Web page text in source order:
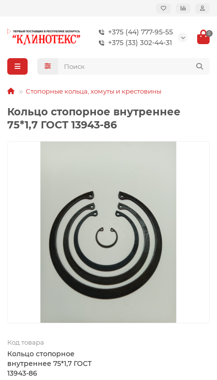
+375 (44) 777-95-55
+375 (33) 302-44-31
0
Стопорные кольца, хомуты и крестовины
Кольцо стопорное внутреннее
75*1,7 ГОСТ 13943-86
Код товара
Кольцо стопорное
внутреннее 75*1,7 ГОСТ
13943-86